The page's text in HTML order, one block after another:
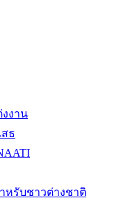
งาน
ธ
หรับชาวต่างชาติ